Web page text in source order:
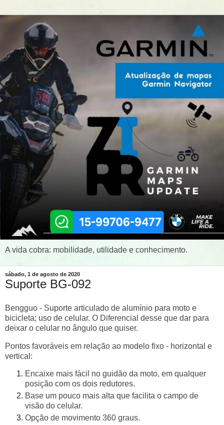
A vida cobra: mobilidade, utilidade e conhecimento.
sábado, 1 de agosto de 2020
Suporte BG-092
Bengguo - Suporte articulado de alumínio para moto e
bicicleta; uso de celular. O Diferencial desse que dar para
deixar o celular no ângulo que quiser.
Pontos favoráveis em relação ao modelo fixo - horizontal e
vertical:
Encaixe mais fácil no guidão da moto, em qualquer
posição com os dois redutores.
Base um pouco mais alta que facilita o campo de
visão do celular.
Opção de movimento 360 graus.